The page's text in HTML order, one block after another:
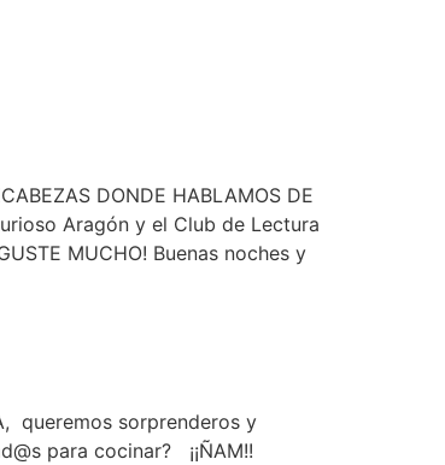
DONDE HABLAMOS DE
Aragón y el Club de Lectura
MUCHO! Buenas noches y
queremos sorprenderos y
para cocinar? ¡¡ÑAM!!